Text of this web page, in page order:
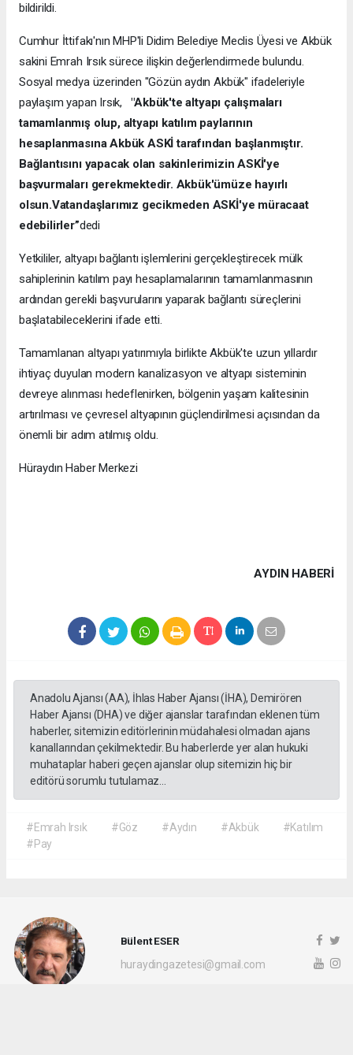
bildirildi.
Cumhur İttifakı'nın MHP'li Didim Belediye Meclis Üyesi ve Akbük
sakini Emrah Irsık sürece ilişkin değerlendirmede bulundu.
Sosyal medya üzerinden "Gözün aydın Akbük" ifadeleriyle
paylaşım yapan Irsık,
"Akbük'te altyapı çalışmaları
tamamlanmış olup, altyapı katılım paylarının
hesaplanmasına Akbük ASKİ tarafından başlanmıştır.
Bağlantısını yapacak olan sakinlerimizin ASKİ'ye
başvurmaları gerekmektedir. Akbük'ümüze hayırlı
olsun.Vatandaşlarımız gecikmeden ASKİ'ye müracaat
edebilirler”dedi
Yetkililer, altyapı bağlantı işlemlerini gerçekleştirecek mülk
sahiplerinin katılım payı hesaplamalarının tamamlanmasının
ardından gerekli başvurularını yaparak bağlantı süreçlerini
başlatabileceklerini ifade etti.
Tamamlanan altyapı yatırımıyla birlikte Akbük'te uzun yıllardır
ihtiyaç duyulan modern kanalizasyon ve altyapı sisteminin
devreye alınması hedeflenirken, bölgenin yaşam kalitesinin
artırılması ve çevresel altyapının güçlendirilmesi açısından da
önemli bir adım atılmış oldu.
Hüraydın Haber Merkezi
AYDIN HABERİ
Anadolu Ajansı (AA), İhlas Haber Ajansı (İHA), Demirören
Haber Ajansı (DHA) ve diğer ajanslar tarafından eklenen tüm
haberler, sitemizin editörlerinin müdahalesi olmadan ajans
kanallarından çekilmektedir. Bu haberlerde yer alan hukuki
muhataplar haberi geçen ajanslar olup sitemizin hiç bir
editörü sorumlu tutulamaz...
#Emrah Irsık #Göz #Aydın #Akbük
#Katılım
#Pay
Bülent ESER
huraydingazetesi@gmail.com